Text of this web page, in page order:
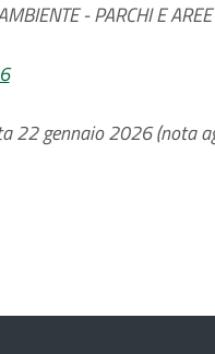
- PARCHI E
22 gennaio 2026 (nota